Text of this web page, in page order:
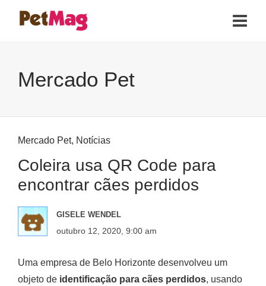
Mercado Pet
Mercado Pet, Notícias
Coleira usa QR Code para
encontrar cães perdidos
GISELE WENDEL
outubro 12, 2020, 9:00 am
Uma empresa de Belo Horizonte desenvolveu um
objeto de identificação para cães perdidos, usando